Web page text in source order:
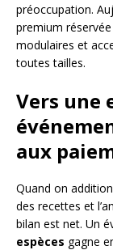
préoccupation.
premium
modulaires et
toutes tailles.
Vers une
aux
Quand on
des recettes et
bilan est net. Un
espèces gagne